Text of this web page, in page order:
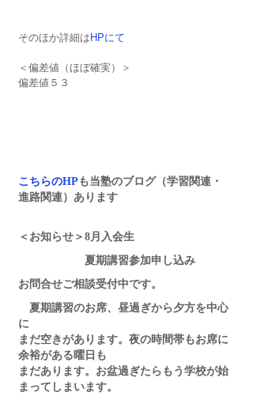
そのほか詳細は HPにて
＜偏差値（ほぼ確実）＞
偏差値５３
こちらのHP も当塾のブログ（学習関連・
進路関連）あります
＜お知らせ＞8月入会生
夏期講習参加申し込み
お問合せご相談受付中です。
夏期講習のお席、昼過ぎから夕方を中心
に
まだ空きがあります。夜の時間帯もお席に
余裕がある曜日も
まだあります。お盆過ぎたらもう学校が始
まってしまいます。